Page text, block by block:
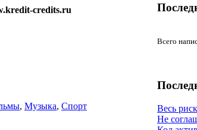
credits.ru
, Музыка, Спорт
Всего
Весь
Не